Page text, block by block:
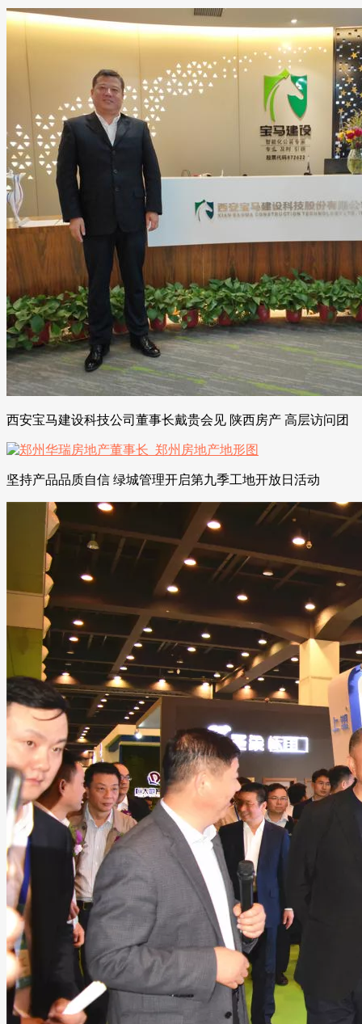
西安宝马建设科技公司董事长戴贵会见 陕西房产 高层访问团
坚持产品品质自信 绿城管理开启第九季工地开放日活动